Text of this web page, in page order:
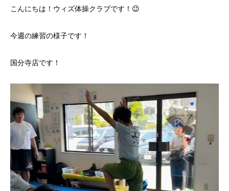
こんにちは！ウィズ体操クラブです！😉
今週の練習の様子です！
国分寺店です！